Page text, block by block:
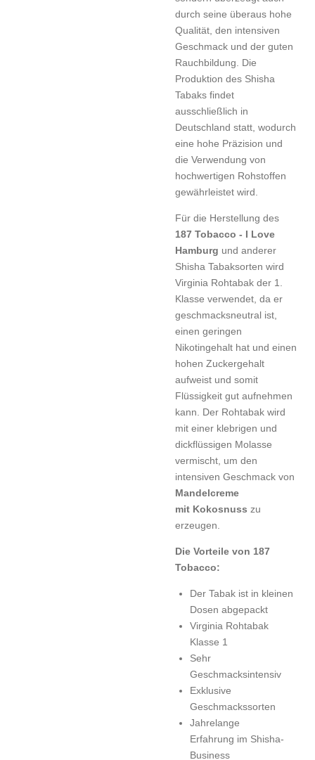
durch seine überaus hohe
Qualität, den intensiven
Geschmack und der guten
Rauchbildung. Die
Produktion des Shisha
Tabaks findet
ausschließlich in
Deutschland statt, wodurch
eine hohe Präzision und
die Verwendung von
hochwertigen Rohstoffen
gewährleistet wird.
Für die Herstellung des
187 Tobacco - I Love
Hamburg und anderer
Shisha Tabaksorten wird
Virginia Rohtabak der 1.
Klasse verwendet, da er
geschmacksneutral ist,
einen geringen
Nikotingehalt hat und einen
hohen Zuckergehalt
aufweist und somit
Flüssigkeit gut aufnehmen
kann. Der Rohtabak wird
mit einer klebrigen und
dickflüssigen Molasse
vermischt, um den
intensiven Geschmack von
Mandelcreme
mit Kokosnuss zu
erzeugen.
Die Vorteile von 187
Tobacco:
Der Tabak ist in kleinen
Dosen abgepackt
Virginia Rohtabak
Klasse 1
Sehr
Geschmacksintensiv
Exklusive
Geschmackssorten
Jahrelange
Erfahrung im Shisha-
Business